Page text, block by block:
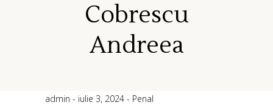
Cobrescu
Andreea
admin iulie 3, 2024 Penal